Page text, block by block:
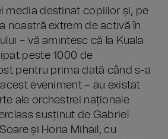
media destinat copiilor și, pe
noastră extrem de activă în
– vă amintesc că la Kuala
peste 1000 de
pentru prima dată când s-a
eveniment – au existat
ale orchestrei naționale
susținut de Gabriel
și Horia Mihail, cu